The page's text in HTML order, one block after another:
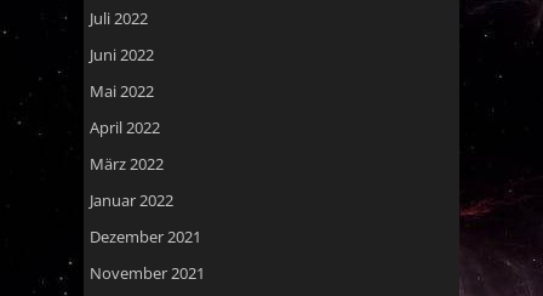
Juli 2022
Juni 2022
Mai 2022
April 2022
März 2022
Januar 2022
Dezember 2021
November 2021